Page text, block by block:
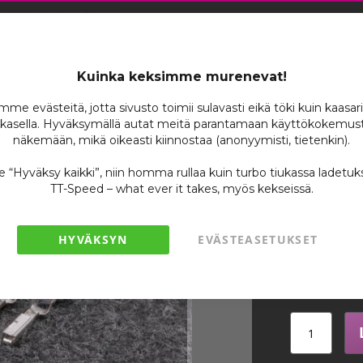
Kuinka keksimme murenevat!
evästeitä, jotta sivusto toimii sulavasti eikä töki kuin
Hyväksymällä autat meitä parantamaan
näkemään, mikä oikeasti kiinnostaa (anonyymisti, tietenkin).
“Hyväksy kaikki”, niin homma rullaa kuin turbo tiukassa
TT-Speed – what ever it takes, myös kekseissä.
HYVÄKSYN EVÄSTEASETUKSET
Liittimet Toyota 2JZ Imulämpöanturin Liitinsarja
Ole